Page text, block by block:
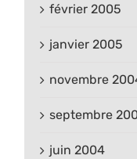
février 2005
janvier 2005
novembre
septembre
juin 2004